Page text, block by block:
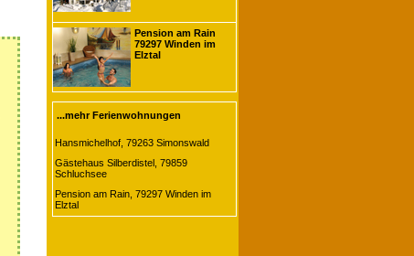
Pension am Rain
79297 Winden im
Elztal
...mehr Ferienwohnungen
Hansmichelhof, 79263 Simonswald
Gästehaus Silberdistel, 79859
Schluchsee
Pension am Rain, 79297 Winden im
Elztal